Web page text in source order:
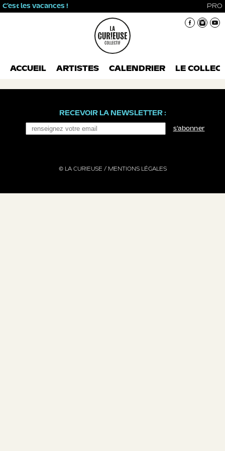
C’est les vacances ! PRO
ACCUEIL ARTISTES CALENDRIER LE
RECEVOIR LA NEWSLETTER :
s'abonner
© LA CURIEUSE / MENTIONS LÉGALES